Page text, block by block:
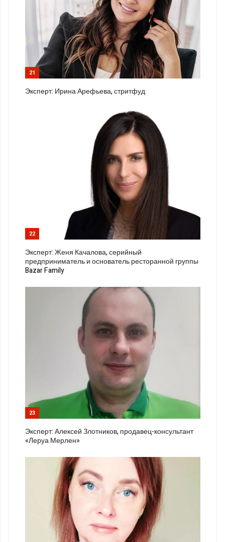
21
Эксперт: Ирина Арефьева, стритфуд
22
Эксперт: Женя Качалова, серийный
предприниматель и основатель ресторанной группы
Bazar Family
23
Эксперт: Алексей Злотников, продавец-консультант
«Леруа Мерлен»